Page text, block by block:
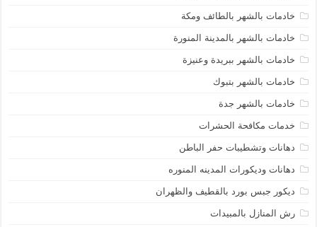
خادمات بالشهر بالطائف ومكة
خادمات بالشهر بالمدينة المنورة
خادمات بالشهر ببريدة وعنيزة
خادمات بالشهر بتبوك
خادمات بالشهر جدة
خدمات مكافحة الحشرات
دهانات وتشطيبات حفر الباطن
دهانات وديكورات المدينه المنوره
ديكور جبس بورد بالقطيف والظهران
رش المنازل بالمبيدات